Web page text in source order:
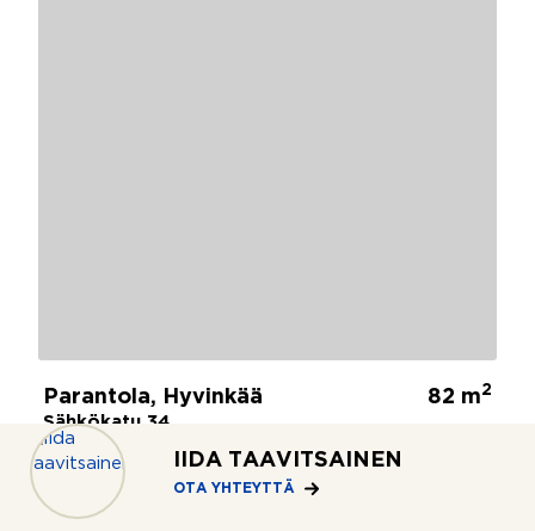
IIDA TAAVITSAINEN
OTA YHTEYTTÄ
Parantola, Hyvinkää
Sähkökatu 34
82 m2
3mh, oh, k, kph, wc, parv 125 000 €